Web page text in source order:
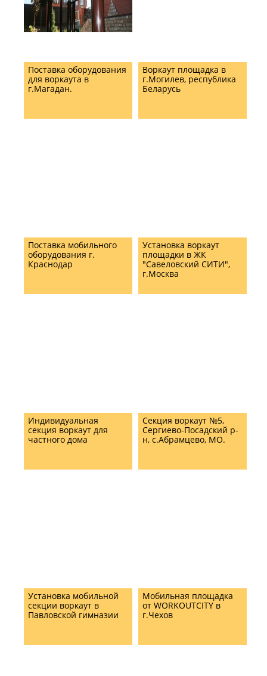
Поставка оборудования
для воркаута в
г.Магадан.
Воркаут площадка в
г.Могилев, республика
Беларусь
Поставка мобильного
оборудования г.
Краснодар
Установка воркаут
площадки в ЖК
"Савеловский СИТИ",
г.Москва
Индивидуальная
секция воркаут для
частного дома
Секция воркаут №5,
Сергиево-Посадский р-
н, с.Абрамцево, МО.
Установка мобильной
секции воркаут в
Павловской гимназии
Мобильная площадка
от WORKOUTCITY в
г.Чехов